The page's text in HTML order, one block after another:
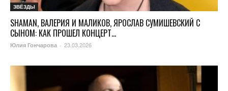
ЗВЁЗДЫ
SHAMAN, ВАЛЕРИЯ И МАЛИКОВ, ЯРОСЛАВ СУМИШЕВСКИЙ С
СЫНОМ: КАК ПРОШЕЛ КОНЦЕРТ...
Юлия Гончарова - 23.03.2026